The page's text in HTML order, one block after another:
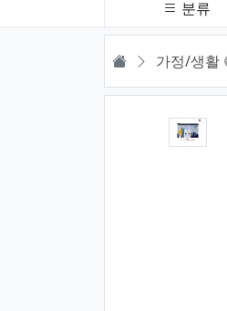
분류
HOME 가정/생활